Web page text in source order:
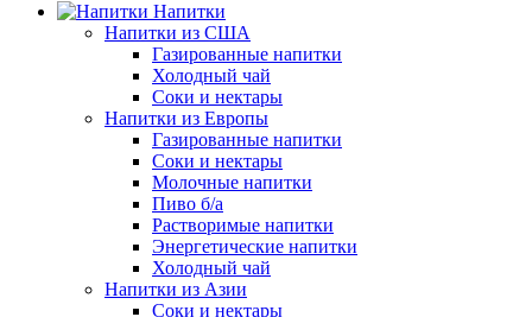
Напитки
Напитки из США
Газированные напитки
Холодный чай
Соки и нектары
Напитки из Европы
Газированные напитки
Соки и нектары
Молочные напитки
Пиво б/а
Растворимые напитки
Энергетические напитки
Холодный чай
Напитки из Азии
Соки и нектары